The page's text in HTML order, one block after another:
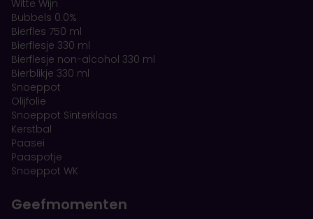
Witte Wijn
Bubbels 0.0%
Bierfles 750 ml
Bierflesje 330 ml
Bierflesje non-alcohol 330 ml
Bierblikje 330 ml
Snoeppot
Olijfolie
Snoeppot Sinterklaas
Kerstbal
Paasei
Paaspotje
Snoeppot WK
Geefmomenten